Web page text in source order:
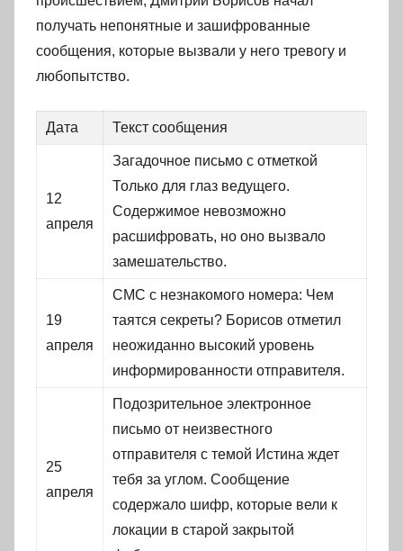
получать непонятные и зашифрованные
сообщения, которые вызвали у него тревогу и
любопытство.
Дата Текст сообщения
12
апреля
Загадочное письмо с отметкой
Только для глаз ведущего.
Содержимое невозможно
расшифровать, но оно вызвало
замешательство.
19
апреля
СМС с незнакомого номера: Чем
таятся секреты? Борисов отметил
неожиданно высокий уровень
информированности отправителя.
25
апреля
Подозрительное электронное
письмо от неизвестного
отправителя с темой Истина ждет
тебя за углом. Сообщение
содержало шифр, которые вели к
локации в старой закрытой